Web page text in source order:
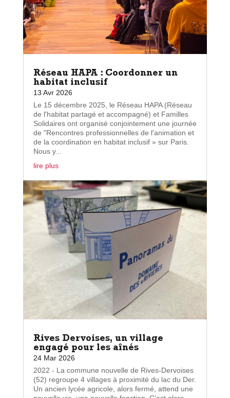
Réseau HAPA : Coordonner un
habitat inclusif
13 Avr 2026
Le 15 décembre 2025, le Réseau HAPA (Réseau
de l'habitat partagé et accompagné) et Familles
Solidaires ont organisé conjointement une journée
de "Rencontres professionnelles de l'animation et
de la coordination en habitat inclusif » sur Paris.
Nous y...
lire plus
Rives Dervoises, un village
engagé pour les aînés
24 Mar 2026
2022 - La commune nouvelle de Rives-Dervoises
(52) regroupe 4 villages à proximité du lac du Der.
Un ancien lycée agricole, alors fermé, attend une